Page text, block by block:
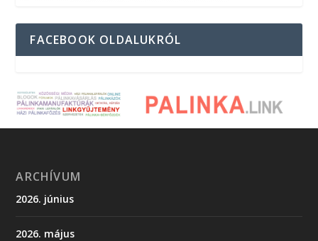
FACEBOOK OLDALUKRÓL
ARCHÍVUM
2026. június
2026. május